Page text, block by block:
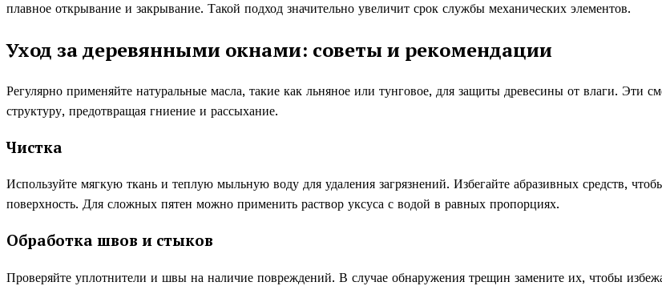
плавное открывание и закрывание. Такой подход значительно увеличит срок службы механических элементов.
Уход за деревянными окнами: советы и рекомендации
Регулярно применяйте натуральные масла, такие как льняное или тунговое, для защиты древесины от влаги. Эти
структуру, предотвращая гниение и рассыхание.
Чистка
Используйте мягкую ткань и теплую мыльную воду для удаления загрязнений. Избегайте абразивных средств,
поверхность. Для сложных пятен можно применить раствор уксуса с водой в равных пропорциях.
Обработка швов и стыков
Проверяйте уплотнители и швы на наличие повреждений. В случае обнаружения трещин замените их, чтобы